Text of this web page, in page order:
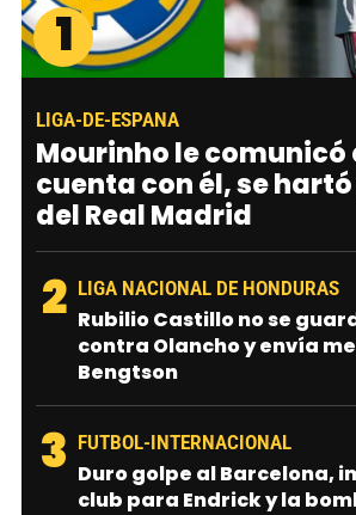
1
LIGA-DE-ESPANA
Mourinho le comunicó
cuenta con él, se
del Real Madrid
2 LIGA NACIONAL DE HONDURAS
Rubilio Castillo no se
contra Olancho y envía
Bengtson
3 FUTBOL-INTERNACIONAL
Duro golpe al Barcelona,
club para Endrick y la